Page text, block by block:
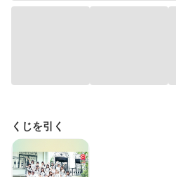
くじを引く